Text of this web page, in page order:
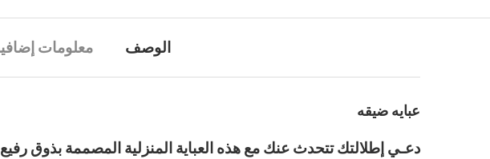
الوصف معلومات
عبايه ضيقه
دعـي إطلالتك تتحدث عنك مع هذه العباية المنزلية المصممة بذوق